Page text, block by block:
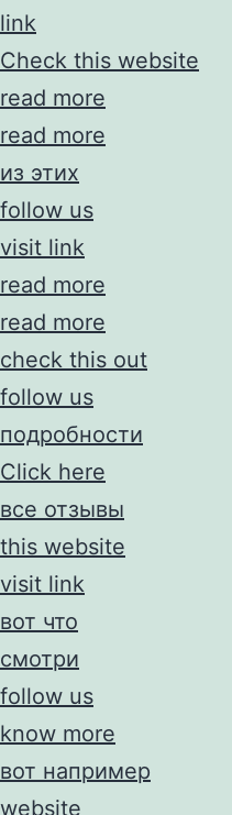
link
Check this website
read more
read more
из этих
follow us
visit link
read more
read more
check this out
follow us
подробности
Click here
все отзывы
this website
visit link
вот что
смотри
follow us
know more
вот например
website